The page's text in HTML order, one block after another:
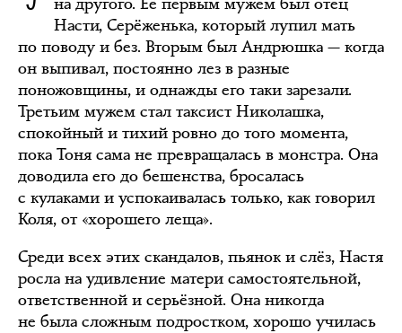
Насти, Серёженька, который лупил мать
по поводу и без. Вторым был Андрюшка — когда
он выпивал, постоянно лез в разные
поножовщины, и однажды его таки зарезали.
Третьим мужем стал таксист Николашка,
спокойный и тихий ровно до того момента,
пока Тоня сама не превращалась в монстра. Она
доводила его до бешенства, бросалась
с кулаками и успокаивалась только, как говорил
Коля, от «хорошего леща».
Среди всех этих скандалов, пьянок и слёз, Настя
росла на удивление матери самостоятельной,
ответственной и серьёзной. Она никогда
не была сложным подростком, хорошо училась